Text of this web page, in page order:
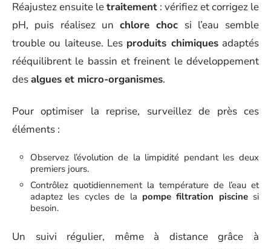
Réajustez ensuite letraitement : vérifiez et corrigez le
pH, puis réalisez un chlore choc si l’eau semble
trouble ou laiteuse. Les produits chimiquesadaptés
rééquilibrent le bassin et freinent le développement
desalgues et micro-organismes.
Pour optimiser la reprise, surveillez de près ces
éléments :
Observez l’évolution de la limpidité pendant les deux
premiers jours.
Contrôlez quotidiennement la température de l’eau et
adaptez les cycles de la pompe filtration piscinesi
besoin.
Un suivi régulier, même à distance grâce à